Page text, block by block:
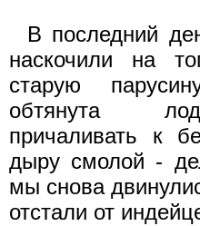
В последний
наскочили на
старую
обтянута
причаливать к
дыру смолой -
мы снова
отстали от